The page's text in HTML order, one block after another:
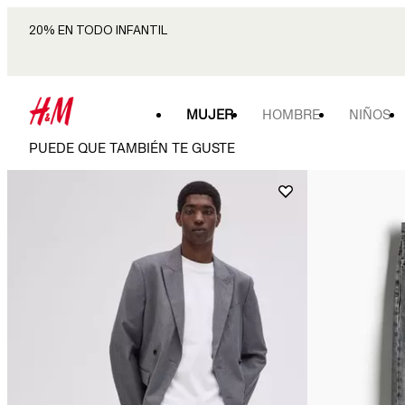
20% EN TODO INFANTIL
MUJER HOMBRE NIÑOS
PUEDE QUE TAMBIÉN TE GUSTE